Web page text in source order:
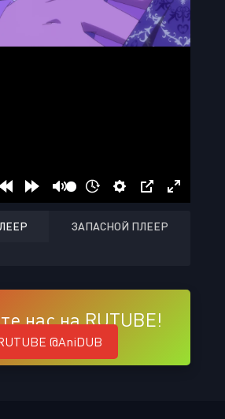
ЗАПАСНОЙ ПЛЕЕР
нас на RUTUBE!
@AniDUB